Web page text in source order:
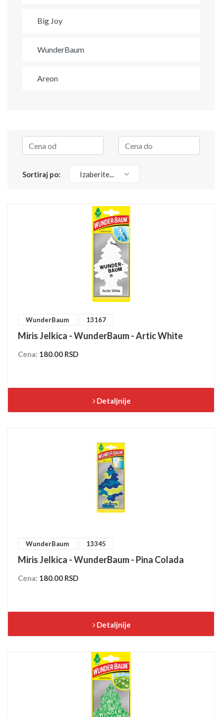
Big Joy
WunderBaum
Areon
Sortiraj po: Izaberite...
WunderBaum 13167
Miris Jelkica - WunderBaum - Artic White
Cena: 180.00 RSD
Detaljnije
WunderBaum 13345
Miris Jelkica - WunderBaum - Pina Colada
Cena: 180.00 RSD
Detaljnije